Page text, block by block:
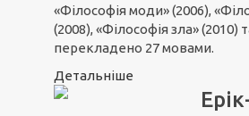
«Філософія моди» (2006),
(2008), «Філософія зла» (2010)
перекладено 27 мовами.
Детальніше